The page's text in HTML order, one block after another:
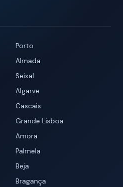
Porto
Almada
Seixal
Algarve
Cascais
Grande Lisboa
Amora
Palmela
Beja
Bragança